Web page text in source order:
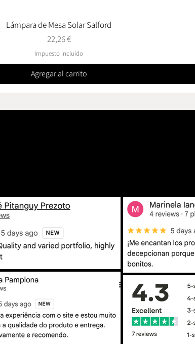
Vista rápida
Lámpara de Mesa Solar Salford
Precio
22,26 €
Impuesto incluido
Agregar al carrito